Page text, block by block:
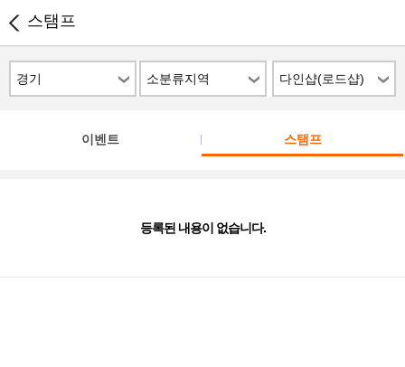
스탬프
경기 소분류지역 다인샵(로드샵)
이벤트 스탬프
등록된 내용이 없습니다.